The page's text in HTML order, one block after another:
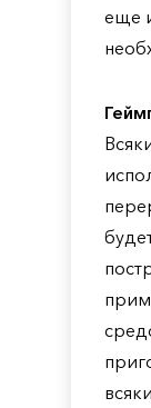
еще